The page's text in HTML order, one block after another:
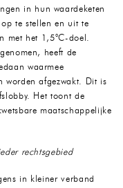
in hun waardeketen
te stellen en uit te
met het 1,5°C-doel.
heeft de
waarmee
worden afgezwakt. Dit is
Het toont de
maatschappelijke
rechtsgebied
in kleiner verband